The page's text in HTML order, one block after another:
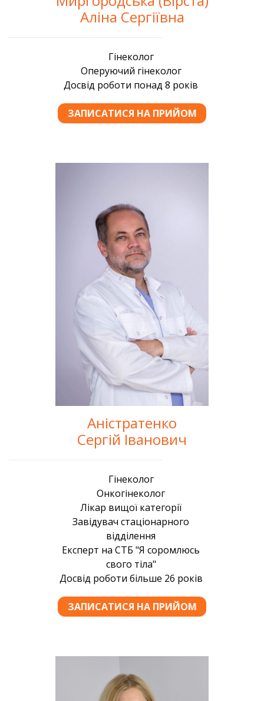
Аліна Сергіївна
Аністратенко
Сергій Іванович